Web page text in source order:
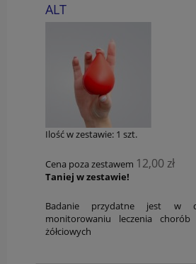
ALT
Ilość w zestawie: 1 szt.
Cena poza zestawem 12,00 zł
Taniej w zestawie!
Badanie przydatne jest w
monitorowaniu leczenia
żółciowych